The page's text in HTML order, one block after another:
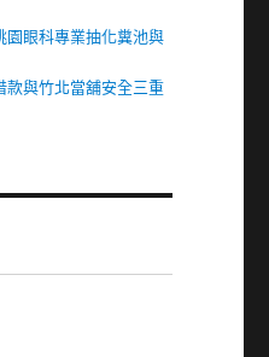
園眼科專業抽化糞池與
款與竹北當舖安全三重